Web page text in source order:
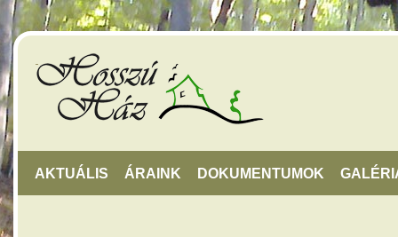
AKTUÁLIS ÁRAINK DOKUMENTUMOK